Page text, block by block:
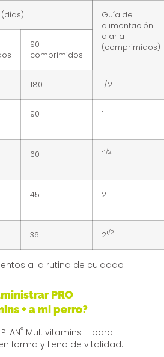
Guía de
alimentación
diaria
(comprimidos)
90
comprimidos
180 1/2
90 1
60 11/2
45 2
36 21/2
a la rutina de cuidado
PRO
+ a mi perro?
® Multivitamins + para
forma y lleno de vitalidad.